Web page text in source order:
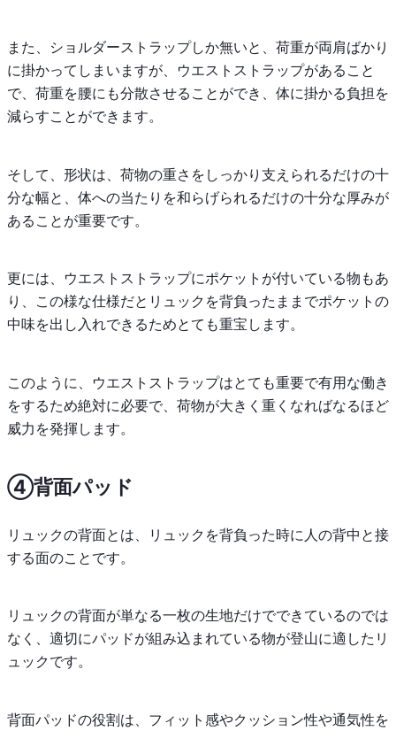
また、ショルダーストラップしか無いと、荷重が両肩ばかり
に掛かってしまいますが、ウエストストラップがあること
で、荷重を腰にも分散させることができ、体に掛かる負担を
減らすことができます。
そして、形状は、荷物の重さをしっかり支えられるだけの十
分な幅と、体への当たりを和らげられるだけの十分な厚みが
あることが重要です。
更には、ウエストストラップにポケットが付いている物もあ
り、この様な仕様だとリュックを背負ったままでポケットの
中味を出し入れできるためとても重宝します。
このように、ウエストストラップはとても重要で有用な働き
をするため絶対に必要で、荷物が大きく重くなればなるほど
威力を発揮します。
④背面パッド
リュックの背面とは、リュックを背負った時に人の背中と接
する面のことです。
リュックの背面が単なる一枚の生地だけでできているのでは
なく、適切にパッドが組み込まれている物が登山に適したリ
ュックです。
背面パッドの役割は、フィット感やクッション性や通気性を